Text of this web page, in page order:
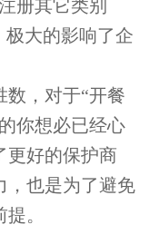
册其它类别
极大的影响了企
数，对于“开餐
你想必已经心
更好的保护商
，也是为了避免
。